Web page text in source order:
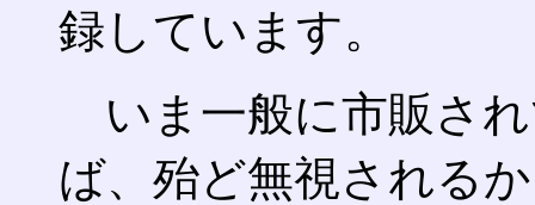
録しています。
いま一般に市販さ
ば、殆ど無視される